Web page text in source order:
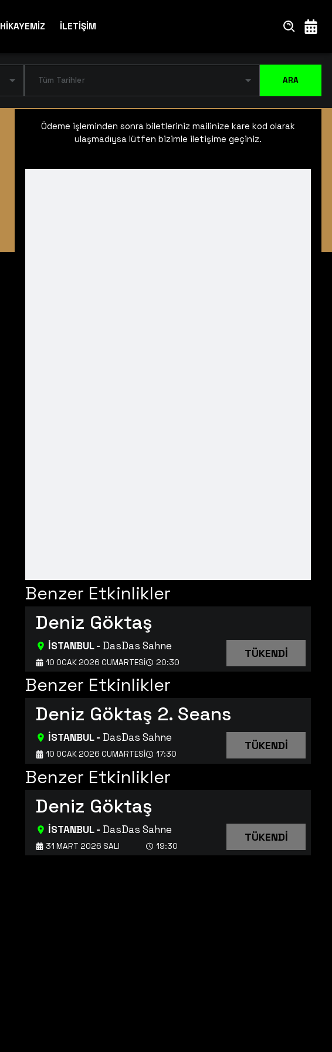
HİKAYEMİZ İLETİŞİM
Tüm Tarihler ARA
Ödeme işleminden sonra biletleriniz mailinize kare kod olarak
ulaşmadıysa lütfen bizimle iletişime geçiniz.
Benzer Etkinlikler
Deniz Göktaş
İSTANBUL- DasDas Sahne
10 OCAK 2026 CUMARTESI 20:30
TÜKENDİ
Benzer Etkinlikler
Deniz Göktaş 2. Seans
İSTANBUL- DasDas Sahne
10 OCAK 2026 CUMARTESI 17:30
TÜKENDİ
Benzer Etkinlikler
Deniz Göktaş
İSTANBUL- DasDas Sahne
31 MART 2026 SALI 19:30
TÜKENDİ